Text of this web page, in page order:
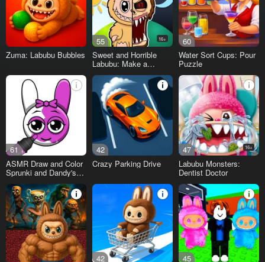
Zuma: Labubu Bubbles
55 16+
Sweet and Horrible
Labubu: Make a
Melody
60
Water Sort Cups: Pour
Puzzle
61
ASMR Draw and Color
Sprunki and Dandy's
42
Crazy Parking Drive
47 16+
Labubu Monsters:
Dentist Doctor
42
45